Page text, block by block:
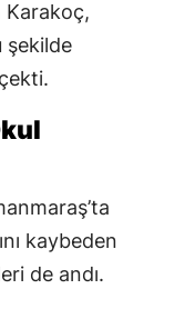
Karakoç,
şekilde
kaybeden
de andı.